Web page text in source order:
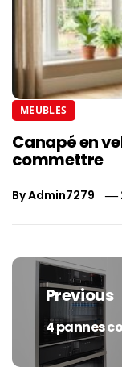
MEUBLES
Canapé en
commettre
ByAdmin7279
de
l’article
Previous
Previous
post:
4 pannes